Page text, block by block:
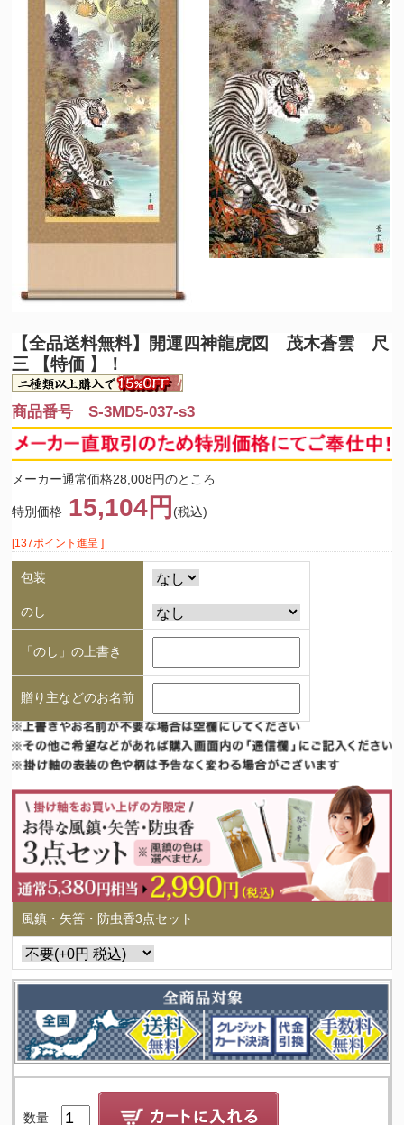
【全品送料無料】
開運四神龍虎図 茂木蒼雲 尺
三 【特価 】！
商品番号 S-3MD5-037-s3
メーカー通常価格28,008円のところ
特別価格 15,104円 (税込)
[137ポイント進呈 ]
包装
のし
「のし」の上書き
贈り主などのお名前
風鎮・矢筈・防虫香3点セット
数量